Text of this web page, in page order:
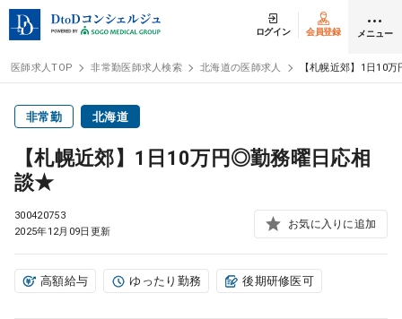
ログイン 会員登録 メニュー
医師求人
常勤検索 転職
非常勤検索 アルバイト
医師求人TOP 非常勤医師求人検索 北海道の医師求人 【札幌近郊】1日10
非常勤 北海道
【札幌近郊】1日10万円◎勤務曜日応相
談★
300420753
2025年12月09日更新
お気に入りに追加
高額給与 ゆったり勤務 後期研修医可